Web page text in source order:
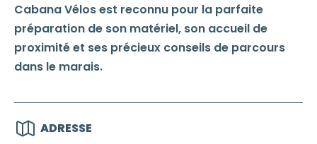
Cabana Vélos est reconnu pour la parfaite
préparation de son matériel, son accueil de
proximité et ses précieux conseils de parcours
dans le marais.
ADRESSE